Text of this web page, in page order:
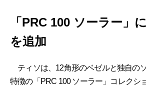
「PRC 100 ソーラー」
を追加
ティソは、12角形のベゼルと独自の
特徴の「PRC 100 ソーラー」コレクシ